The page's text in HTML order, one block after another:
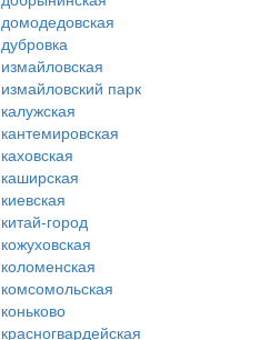
домодедовская
дубровка
измайловская
измайловский парк
калужская
кантемировская
каховская
каширская
киевская
китай-город
кожуховская
коломенская
комсомольская
коньково
красногвардейская